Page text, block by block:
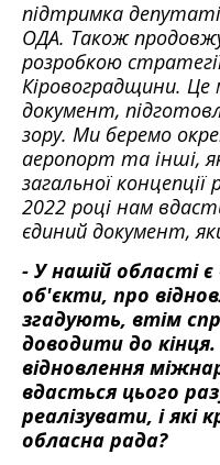
підтримка
ОДА. Також
розробкою
Кіровоградщини.
документ,
зору. Ми беремо
аеропорт та інші,
загальної
2022 році нам
єдиний документ,
- У нашій області
об'єкти, про
згадують, втім
доводити до
відновлення
вдасться цього
реалізувати, і які
обласна рада?